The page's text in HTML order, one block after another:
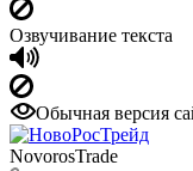
Озвучивание текста
Обычная версия
NovorosTrade